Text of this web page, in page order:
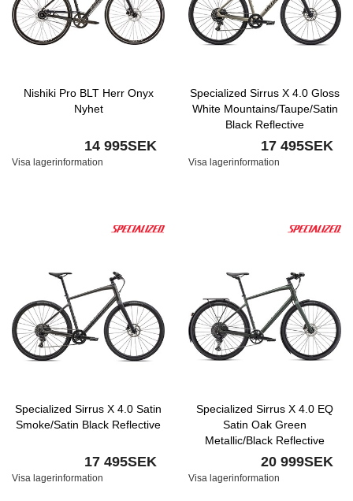
Nishiki Pro BLT Herr Onyx
Nyhet
14 995SEK
Visa lagerinformation
Specialized Sirrus X 4.0 Gloss
White Mountains/Taupe/Satin
Black Reflective
17 495SEK
Visa lagerinformation
Specialized Sirrus X 4.0 Satin
Smoke/Satin Black Reflective
17 495SEK
Visa lagerinformation
Specialized Sirrus X 4.0 EQ
Satin Oak Green
Metallic/Black Reflective
20 999SEK
Visa lagerinformation